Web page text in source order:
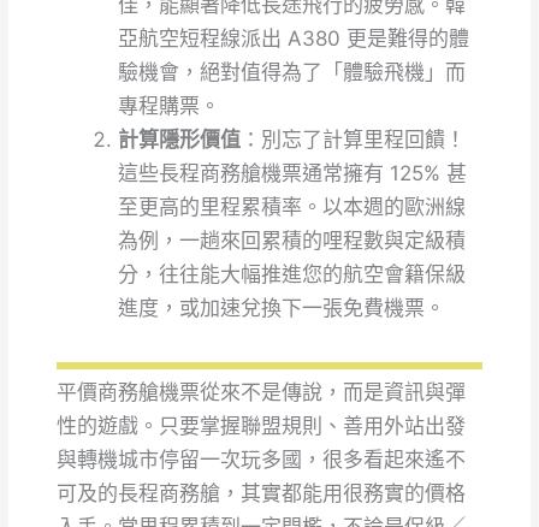
佳，能顯著降低長途飛行的疲勞感。韓
亞航空短程線派出 A380 更是難得的體
驗機會，絕對值得為了「體驗飛機」而
專程購票。
計算隱形價值：別忘了計算里程回饋！
這些長程商務艙機票通常擁有 125% 甚
至更高的里程累積率。以本週的歐洲線
為例，一趟來回累積的哩程數與定級積
分，往往能大幅推進您的航空會籍保級
進度，或加速兌換下一張免費機票。
平價商務艙機票從來不是傳說，而是資訊與彈
性的遊戲。只要掌握聯盟規則、善用外站出發
與轉機城市停留一次玩多國，很多看起來遙不
可及的長程商務艙，其實都能用很務實的價格